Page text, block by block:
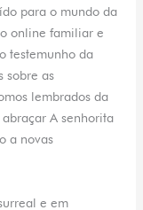
para o mundo da
online familiar e
testemunho da
sobre as
lembrados da
A senhorita
a novas
e em